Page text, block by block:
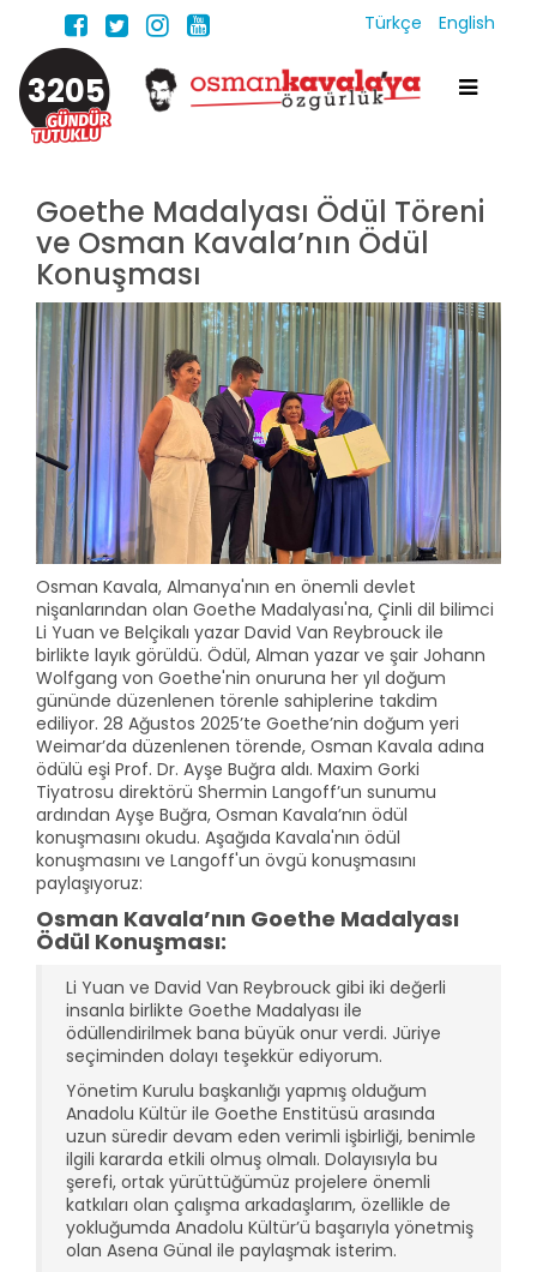
Türkçe English
3205
Goethe Madalyası Ödül Töreni
ve Osman Kavala’nın Ödül
Konuşması
Osman Kavala, Almanya'nın en önemli devlet
nişanlarından olan Goethe Madalyası'na, Çinli dil bilimci
Li Yuan ve Belçikalı yazar David Van Reybrouck ile
birlikte layık görüldü. Ödül, Alman yazar ve şair Johann
Wolfgang von Goethe'nin onuruna her yıl doğum
gününde düzenlenen törenle sahiplerine takdim
ediliyor. 28 Ağustos 2025’te Goethe’nin doğum yeri
Weimar’da düzenlenen törende, Osman Kavala adına
ödülü eşi Prof. Dr. Ayşe Buğra aldı. Maxim Gorki
Tiyatrosu direktörü Shermin Langoff’un sunumu
ardından Ayşe Buğra, Osman Kavala’nın ödül
konuşmasını okudu. Aşağıda Kavala'nın ödül
konuşmasını ve Langoff'un övgü konuşmasını
paylaşıyoruz:
Osman Kavala’nın Goethe Madalyası
Ödül Konuşması:
Li Yuan ve David Van Reybrouck gibi iki değerli
insanla birlikte Goethe Madalyası ile
ödüllendirilmek bana büyük onur verdi. Jüriye
seçiminden dolayı teşekkür ediyorum.
Yönetim Kurulu başkanlığı yapmış olduğum
Anadolu Kültür ile Goethe Enstitüsü arasında
uzun süredir devam eden verimli işbirliği, benimle
ilgili kararda etkili olmuş olmalı. Dolayısıyla bu
şerefi, ortak yürüttüğümüz projelere önemli
katkıları olan çalışma arkadaşlarım, özellikle de
yokluğumda Anadolu Kültür’ü başarıyla yönetmiş
olan Asena Günal ile paylaşmak isterim.